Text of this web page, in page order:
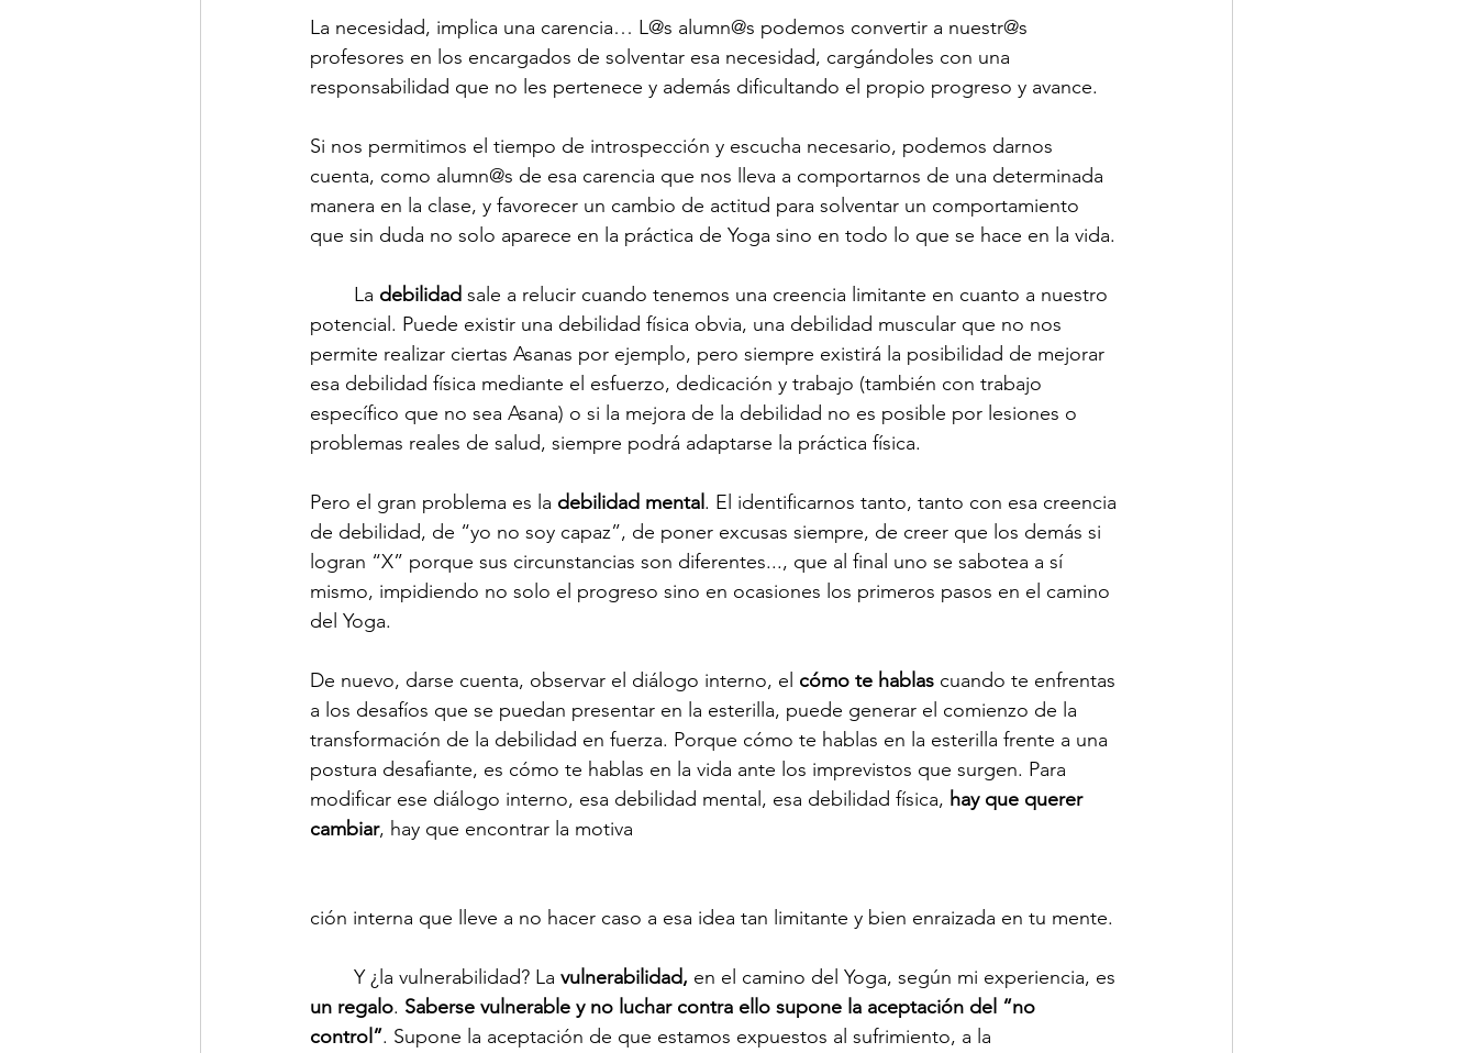
La necesidad, implica una carencia… L@s alumn@s podemos convertir a nuestr@s
profesores en los encargados de solventar esa necesidad, cargándoles con una
responsabilidad que no les pertenece y además dificultando el propio progreso y avance.
Si nos permitimos el tiempo de introspección y escucha necesario, podemos darnos
cuenta, como alumn@s de esa carencia que nos lleva a comportarnos de una determinada
manera en la clase, y favorecer un cambio de actitud para solventar un comportamiento
que sin duda no solo aparece en la práctica de Yoga sino en todo lo que se hace en la vida.
	La
debilidad sale a relucir cuando tenemos una creencia limitante en cuanto a nuestro
potencial. Puede existir una debilidad física obvia, una debilidad muscular que no nos
permite realizar ciertas Asanas por ejemplo, pero siempre existirá la posibilidad de mejorar
esa debilidad física mediante el esfuerzo, dedicación y trabajo (también con trabajo
específico que no sea Asana) o si la mejora de la debilidad no es posible por lesiones o
problemas reales de salud, siempre podrá adaptarse la práctica física.
Pero el gran problema es la debilidad mental . El identificarnos tanto, tanto con esa creencia
de debilidad, de “yo no soy capaz”, de poner excusas siempre, de creer que los demás si
logran “X” porque sus circunstancias son diferentes..., que al final uno se sabotea a sí
mismo, impidiendo no solo el progreso sino en ocasiones los primeros pasos en el camino
del Yoga.
De nuevo, darse cuenta, observar el diálogo interno, el cómo te hablas cuando te enfrentas
a los desafíos que se puedan presentar en la esterilla, puede generar el comienzo de la
transformación de la debilidad en fuerza. Porque cómo te hablas en la esterilla frente a una
postura desafiante, es cómo te hablas en la vida ante los imprevistos que surgen. Para
modificar ese diálogo interno, esa debilidad mental, esa debilidad física, hay que querer
cambiar, hay que encontrar la motiva
ción interna que lleve a no hacer caso a esa idea tan limitante y bien enraizada en tu mente.
	Y ¿la vulnerabilidad? La
vulnerabilidad, en el camino del Yoga, según mi experiencia, es
un regalo. Saberse vulnerable y no luchar contra ello supone la aceptación del “no
control”. Supone la aceptación de que estamos expuestos al sufrimiento, a la